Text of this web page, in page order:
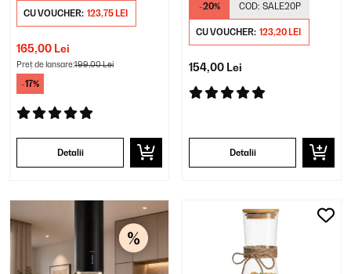
CU VOUCHER: 123,75 LEI
165,00 Lei
Preț de lansare:199,00 Lei
-17%
Detalii
-20% COD: SALE20P
CU VOUCHER: 123,20 LEI
154,00 Lei
Detalii